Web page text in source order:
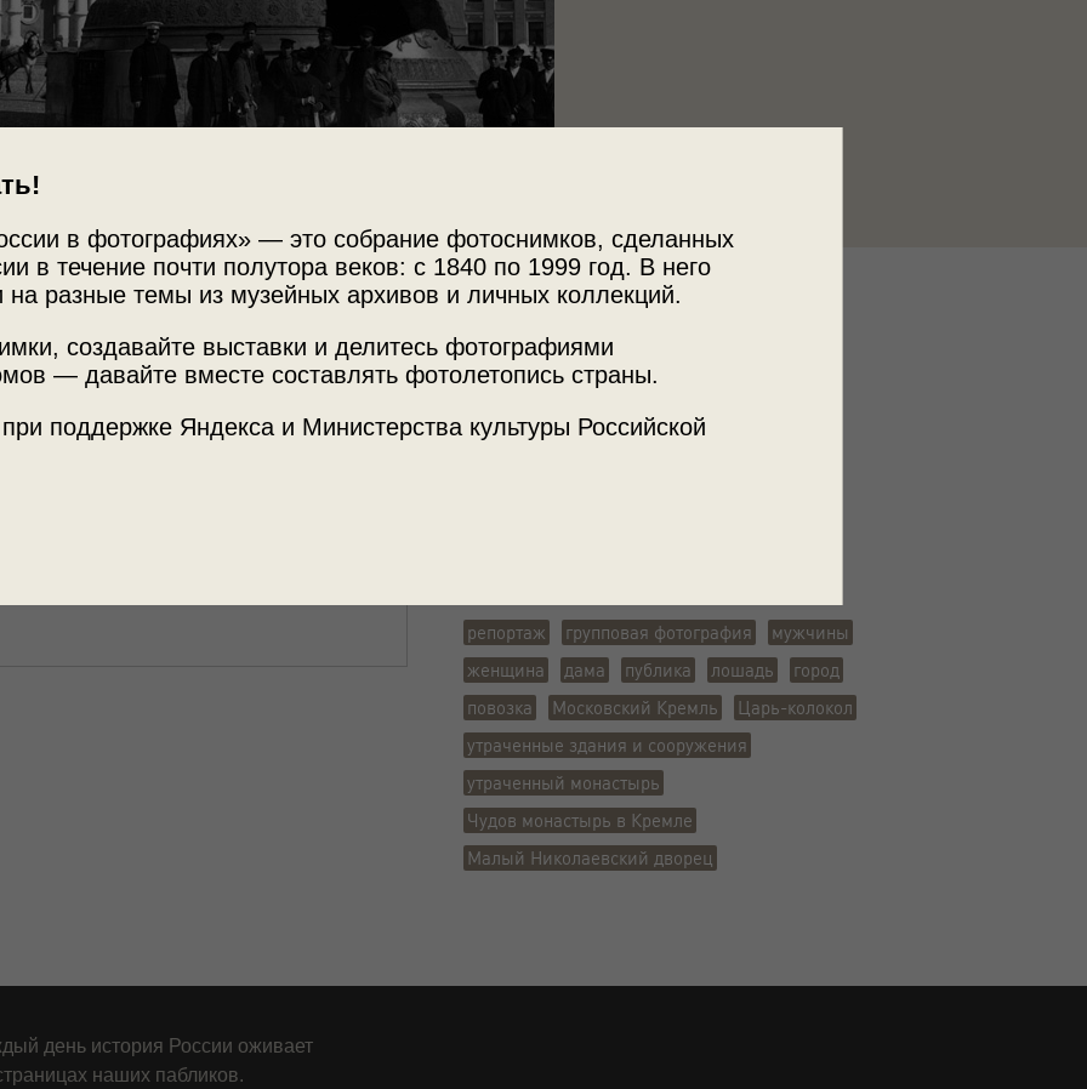
в фотографиях» — это собрание фотоснимков, сделанных
в течение почти полутора веков: с 1840 по 1999 год. В него
на разные темы из музейных архивов и личных коллекций.
создавайте выставки и делитесь фотографиями
— давайте вместе составлять фотолетопись страны.
поддержке Яндекса и Министерства культуры Российской
Источник
МАММ / МДФ
Место съемки
репортаж групповая фотография
мужчины
женщина
дама публика лошадь
город
повозка
Московский Кремль
Царь-колокол
утраченные здания и сооружения
утраченный монастырь
Чудов монастырь в Кремле
Малый Николаевский дворец
VI: "Серебряно-желатиновые отпечатки с
«Колокола России»с этим снимком.
день история России оживает
наших пабликов.